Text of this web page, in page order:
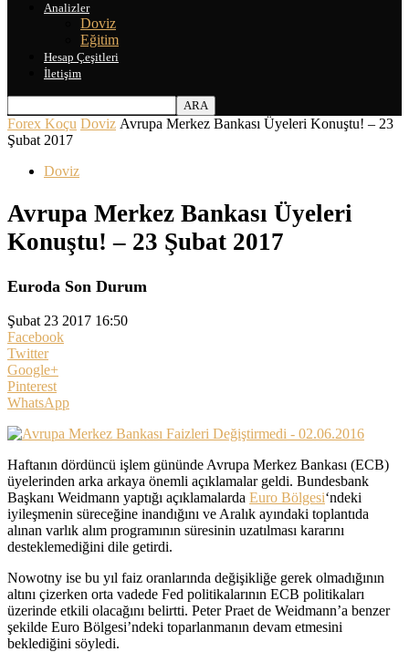
Analizler
Doviz
Eğitim
Hesap Çeşitleri
İletişim
Forex Koçu Doviz Avrupa Merkez Bankası Üyeleri Konuştu! – 23
Şubat 2017
Doviz
Avrupa Merkez Bankası Üyeleri
Konuştu! – 23 Şubat 2017
Euroda Son Durum
Şubat 23 2017 16:50
Facebook
Twitter
Google+
Pinterest
WhatsApp
Haftanın dördüncü işlem gününde Avrupa Merkez Bankası (ECB)
üyelerinden arka arkaya önemli açıklamalar geldi. Bundesbank
Başkanı Weidmann yaptığı açıklamalarda Euro Bölgesi‘ndeki
iyileşmenin süreceğine inandığını ve Aralık ayındaki toplantıda
alınan varlık alım programının süresinin uzatılması kararını
desteklemediğini dile getirdi.
Nowotny ise bu yıl faiz oranlarında değişikliğe gerek olmadığının
altını çizerken orta vadede Fed politikalarının ECB politikaları
üzerinde etkili olacağını belirtti. Peter Praet de Weidmann’a benzer
şekilde Euro Bölgesi’ndeki toparlanmanın devam etmesini
beklediğini söyledi.